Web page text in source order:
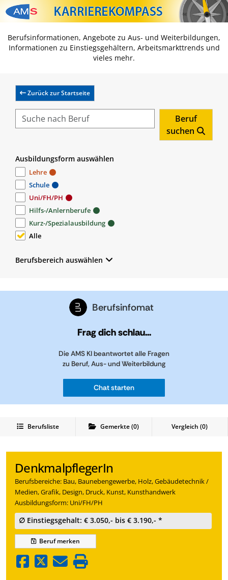
Zum Inhalt springen
Zum Navmenü springen
Zur Suche springen
Zur Footer springen
Berufsinformationen, Angebote zu Aus- und Weiterbildungen,
Informationen zu Einstiegsgehältern, Arbeitsmarkttrends und
vieles mehr.
Zurück zur Startseite
Beruf
suchen
Ausbildungsform auswählen
Lehre
Schule
Uni/FH/PH
Hilfs-/Anlernberufe
Kurz-/Spezialausbildung
Alle
Berufsbereich auswählen
Berufsinfomat
Frag dich schlau...
Die AMS KI beantwortet alle Fragen
zu Beruf, Aus- und Weiterbildung
Chat starten
Berufsliste Gemerkte(0) Vergleich (0)
DenkmalpflegerIn
Berufsbereiche: Bau, Baunebengewerbe, Holz, Gebäudetechnik /
Medien, Grafik, Design, Druck, Kunst, Kunsthandwerk
Ausbildungsform: Uni/FH/PH
∅ Einstiegsgehalt: € 3.050,- bis € 3.190,- *
Berufmerken